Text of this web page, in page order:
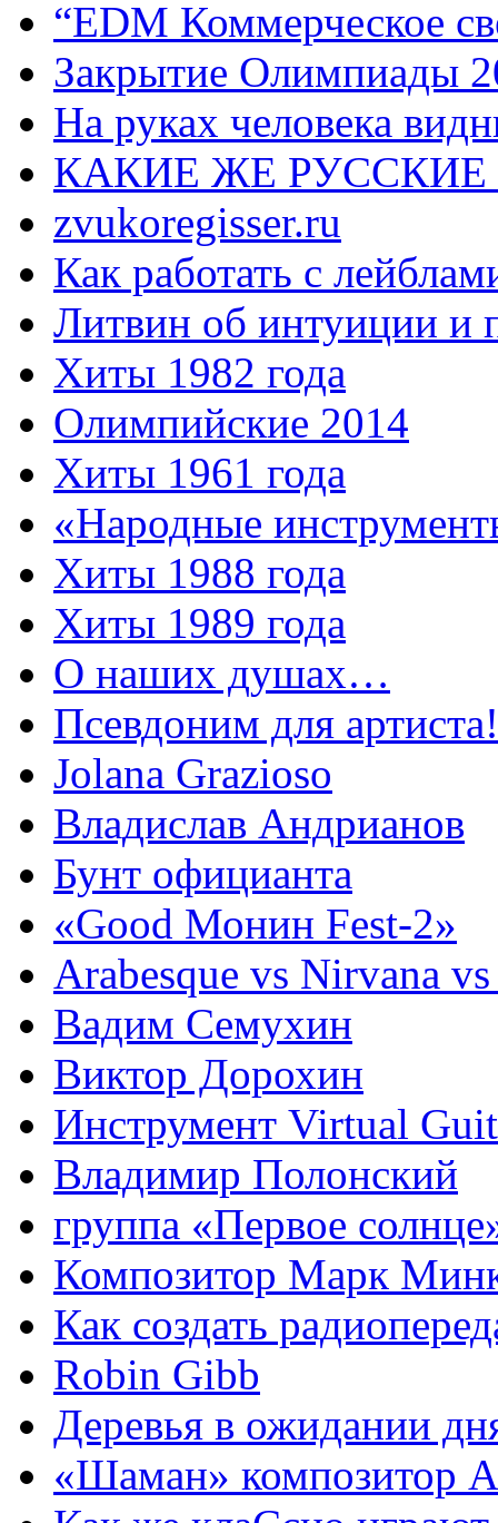
“EDM Коммерческое
Закрытие Олимпиады
На руках человека
КАКИЕ ЖЕ РУССКИЕ
zvukoregisser.ru
Как работать с
Литвин об интуиции и
Хиты 1982 года
Олимпийские 2014
Хиты 1961 года
«Народные
Хиты 1988 года
Хиты 1989 года
О наших душах…
Псевдоним для артиста!
Jolana Grazioso
Владислав Андрианов
Бунт официанта
«Good Монин Fest-2»
Arabesque vs Nirvana
Вадим Семухин
Виктор Дорохин
Инструмент Virtual
Владимир Полонский
группа «Первое
Композитор Марк
Как создать
Robin Gibb
Деревья в ожидании
«Шаман» композитор